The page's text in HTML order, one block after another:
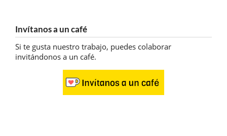
Invítanos a un café
Si te gusta nuestro trabajo, puedes colaborar
invitándonos a un café.